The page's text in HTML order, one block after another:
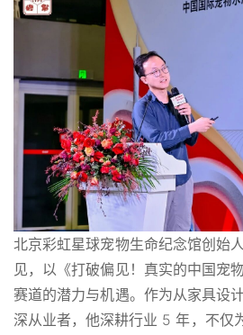
北京彩虹星球宠物生命纪念馆创始
见，以《打破偏见！真实的中国宠
赛道的潜力与机遇。作为从家具设
深从业者，他深耕行业 5 年，不仅